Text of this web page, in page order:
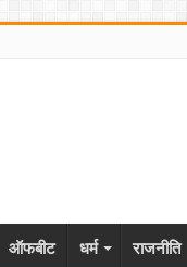
ऑफबीट धर्म राजनीति